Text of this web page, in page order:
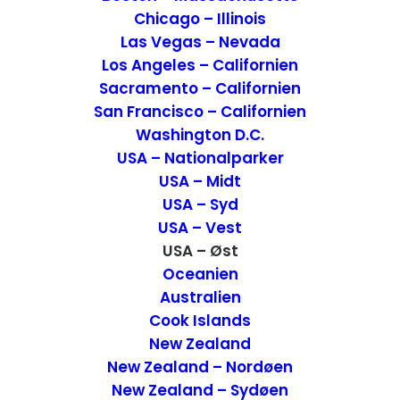
Chicago – Illinois
Las Vegas – Nevada
Los Angeles – Californien
Sacramento – Californien
San Francisco – Californien
Washington D.C.
USA – Nationalparker
USA – Midt
USA – Syd
USA – Vest
USA – Øst
Oceanien
Australien
Cook Islands
New Zealand
New Zealand – Nordøen
New Zealand – Sydøen